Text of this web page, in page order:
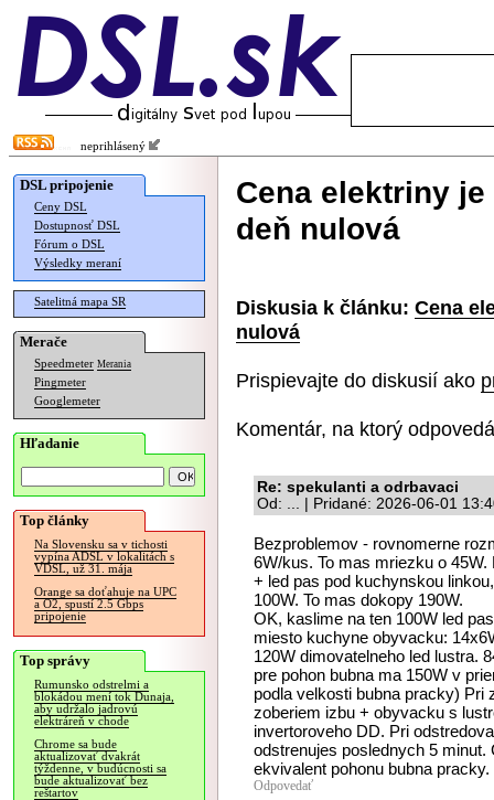
neprihlásený
DSL pripojenie
Ceny DSL
Dostupnosť DSL
Fórum o DSL
Výsledky meraní
Satelitná mapa SR
Merače
Speedmeter Merania
Pingmeter
Googlemeter
Hľadanie
Top články
Na Slovensku sa v tichosti
vypína ADSL v lokalitách s
VDSL, už 31. mája
Orange sa doťahuje na UPC
a O2, spustí 2.5 Gbps
pripojenie
Top správy
Rumunsko odstrelmi a
blokádou mení tok Dunaja,
aby udržalo jadrovú
elektráreň v chode
Chrome sa bude
aktualizovať dvakrát
týždenne, v budúcnosti sa
bude aktualizovať bez
reštartov
Cena elektriny
deň nulová
Diskusia k článku: Cena
nulová
Prispievajte do diskusií ako
Komentár, na ktorý
Re: spekulanti a odrbavaci
Od: ... | Pridané: 2026-06-01
Bezproblemov - rovnomerne
6W/kus. To mas mriezku o
+ led pas pod kuchynskou
100W. To mas dokopy 190W.
OK, kaslime na ten 100W led
miesto kuchyne obyvacku:
120W dimovatelneho led lustra.
pre pohon bubna ma 150W v
podla velkosti bubna pracky) Pri
zoberiem izbu + obyvacku s
invertoroveho DD. Pri
odstrenujes poslednych 5
ekvivalent pohonu bubna
Odpovedať